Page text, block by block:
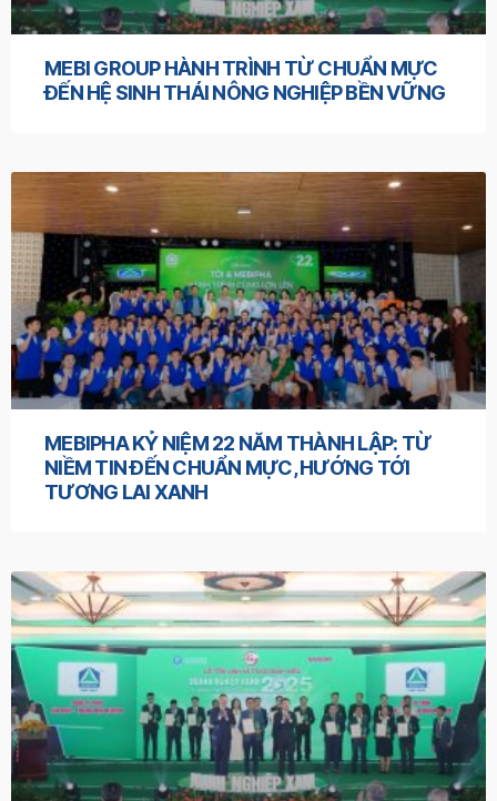
MEBI GROUP HÀNH TRÌNH TỪ CHUẨN MỰC
ĐẾN HỆ SINH THÁI NÔNG NGHIỆP BỀN VỮNG
MEBIPHA KỶ NIỆM 22 NĂM THÀNH LẬP: TỪ
NIỀM TIN ĐẾN CHUẨN MỰC, HƯỚNG TỚI
TƯƠNG LAI XANH